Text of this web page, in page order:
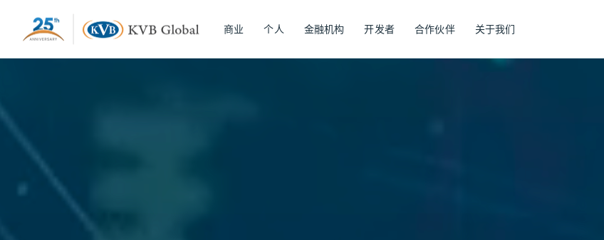
商业 个人 金融机构 开发者 合作伙伴 关于我们